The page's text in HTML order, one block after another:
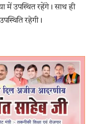
में उपस्थित रहेंगे। साथ ही
रहेगी।